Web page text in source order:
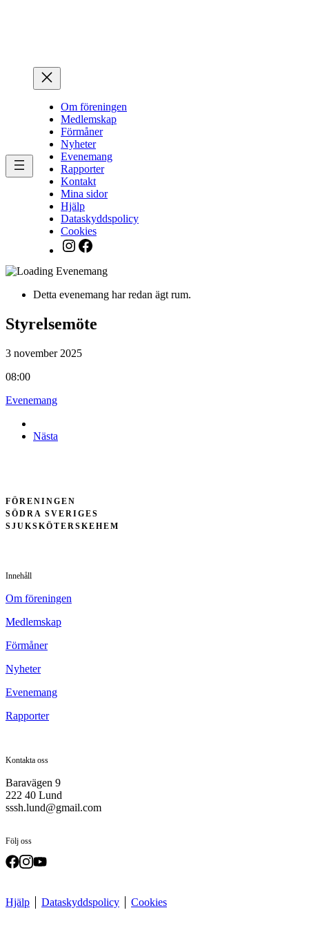
Om föreningen
Medlemskap
Förmåner
Nyheter
Evenemang
Rapporter
Kontakt
Mina sidor
Hjälp
Dataskyddspolicy
Cookies
Instagram
Facebook
Detta evenemang har redan ägt rum.
Styrelsemöte
3 november 2025
08:00
Evenemang
Nästa
FÖRENINGEN
SÖDRA SVERIGES
SJUKSKÖTERSKEHEM
Innehåll
Om föreningen
Medlemskap
Förmåner
Nyheter
Evenemang
Rapporter
Kontakta oss
Baravägen 9
222 40 Lund
sssh.lund@gmail.com
Följ oss
Hjälp Dataskyddspolicy Cookies